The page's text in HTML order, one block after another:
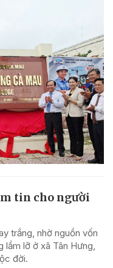
tin cho người
trắng, nhờ nguồn vốn
lỡ ở xã Tân Hưng,
đời.